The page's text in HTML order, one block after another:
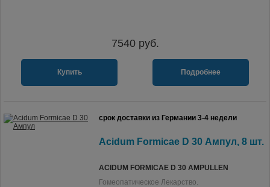
7540руб.
Купить Подробнее
срок доставки из Германии 3-4 недели
Acidum Formicae D 30 Ампул, 8 шт.
ACIDUM FORMICAE D 30 AMPULLEN
Гомеопатическое Лекарство.